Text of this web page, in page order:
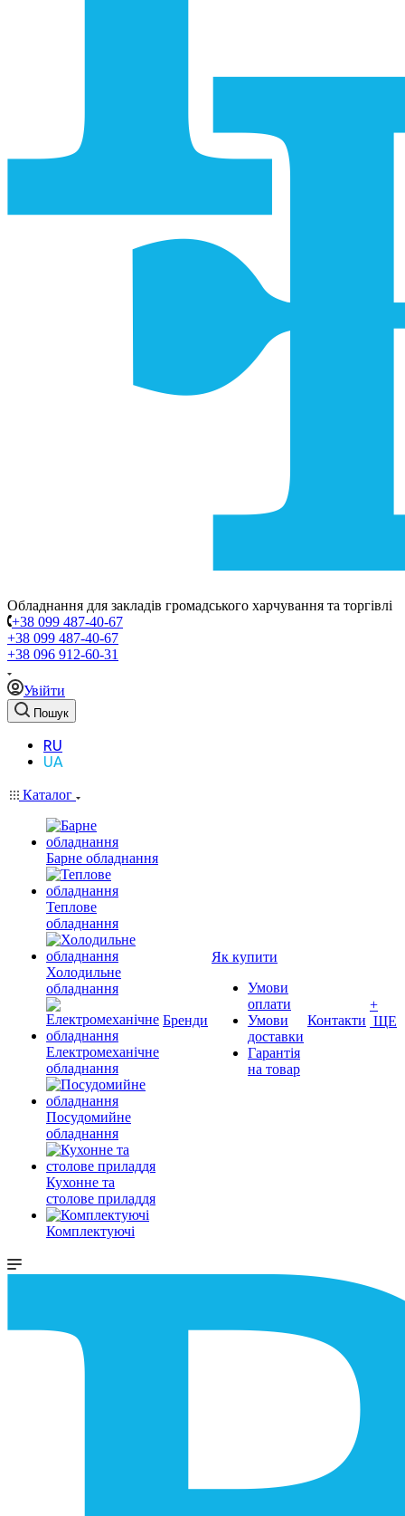
Обладнання для закладів громадського харчування та торгівлі
+38 099 487-40-67
+38 099 487-40-67
+38 096 912-60-31
Увійти
Пошук
RU
UA
Каталог
Барне обладнання
Теплове
обладнання
Холодильне
обладнання
Електромеханічне
обладнання
Посудомийне
обладнання
Кухонне та
столове приладдя
Комплектуючі
Бренди
Як купити
Умови
оплати
Умови
доставки
Гарантія
на товар
Контакти
+
ЩЕ